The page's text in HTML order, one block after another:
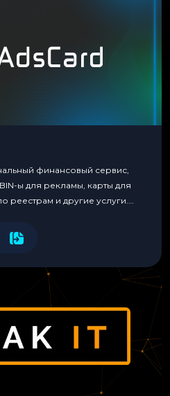
финансовый сервис,
ы для рекламы, карты для
реестрам и другие услуги.
финансами.